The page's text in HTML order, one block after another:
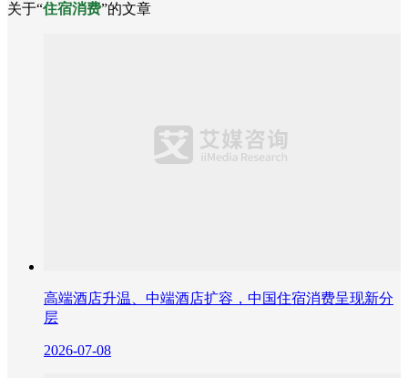
关于“住宿消费”的文章
高端酒店升温、中端酒店扩容，中国住宿消费呈现新分
层
2026-07-08